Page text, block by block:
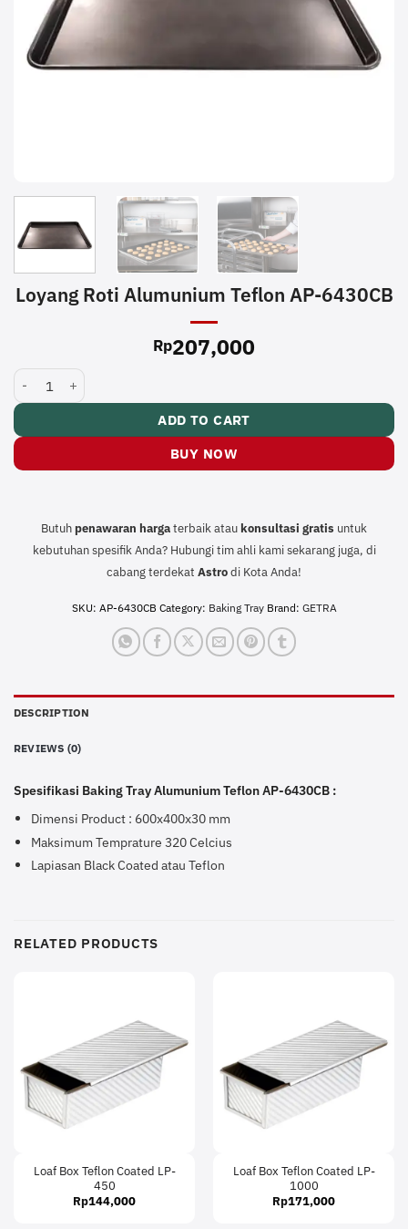
Loyang Roti Alumunium Teflon AP-6430CB
Rp207,000
Loyang Roti Alumunium Teflon AP-6430CB quantity
ADD TO CART
BUY NOW
Butuh penawaran hargaterbaik atau konsultasi gratis untuk
kebutuhan spesifik Anda? Hubungi tim ahli kami sekarang juga, di
cabang terdekat Astrodi Kota Anda!
SKU: AP-6430CB Category: Baking Tray Brand: GETRA
DESCRIPTION
REVIEWS (0)
Spesifikasi Baking Tray Alumunium Teflon AP-6430CB :
Dimensi Product : 600x400x30 mm
Maksimum Temprature 320 Celcius
Lapiasan Black Coated atau Teflon
RELATED PRODUCTS
Loaf Box Teflon Coated LP-
450
Rp144,000
Loaf Box Teflon Coated LP-
1000
Rp171,000